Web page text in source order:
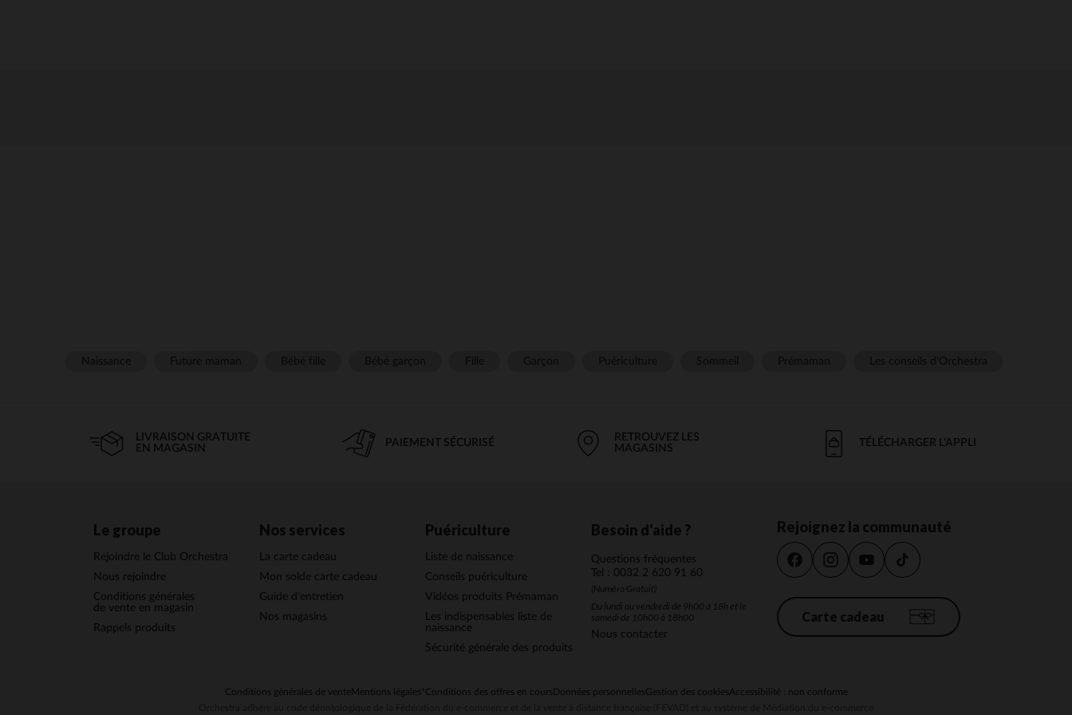
LIVRAISON GRATUITE
EN MAGASIN
PAIEMENT SÉCURISÉ
RETROUVEZ LES
MAGASINS
TÉLÉCHARGER L'APPLI
Le groupe
Rejoindre le Club Orchestra
Nous rejoindre
Conditions générales
de vente en magasin
Rappels produits
Nos services
La carte cadeau
Mon solde carte cadeau
Guide d'entretien
Nos magasins
Puériculture
Liste de naissance
Conseils puériculture
Vidéos produits Prémaman
Les indispensables liste de
naissance
Sécurité générale des produits
Besoin d'aide ?
Questions fréquentes
Tel : 0032 2 620 91 60
(Numéro Gratuit)
Du lundi au vendredi de 9h00 à 18h et le
samedi de 10h00 à 18h00
Nous contacter
Rejoignez la communauté
Carte cadeau
Conditions générales de venteMentions légales *Conditions des offres en cours Données personnellesGestion des cookiesAccessibilité : non conforme